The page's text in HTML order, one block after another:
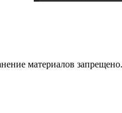
материалов запрещено.